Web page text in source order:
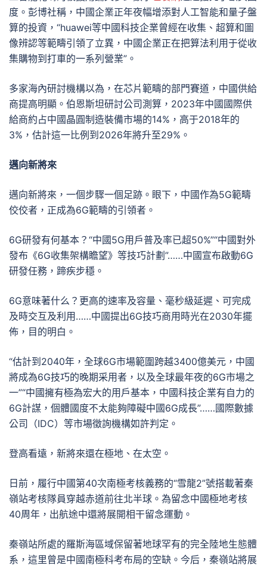
度。彭博社稱，中國企業正年夜幅增添對人工智能和量子盤
算的投資，“huawei等中國科技企業曾經在收集、超算和圖
像辨認等範疇引領了立異，中國企業正在把算法利用于從收
集購物到打車的一系列營業”。
多家海內研討機構以為，在芯片範疇的部門賽道，中國供給
商提高明顯。伯恩斯坦研討公司測算，2023年中國國際供
給商約占中國晶圓制造裝備市場的14%，高于2018年的
3%，估計這一比例到2026年將升至29%。
邁向新將來
邁向新將來，一個步驟一個足跡。眼下，中國作為5G範疇
佼佼者，正成為6G範疇的引領者。
6G研發有何基本？“中國5G用戶普及率已超50%”“中國對外
發布《6G收集架構瞻望》等技巧計劃”……中國宣布啟動6G
研發任務，蹄疾步穩。
6G意味著什么？更高的速率及容量、毫秒級延遲、可完成
及時交互及利用……中國提出6G技巧商用時光在2030年擺
佈，目的明白。
“估計到2040年，全球6G市場範圍跨越3400億美元，中國
將成為6G技巧的晚期采用者，以及全球最年夜的6G市場之
一”“中國擁有極為宏大的用戶基本，中國科技企業有自力的
6G計謀，個體國度不太能夠障礙中國6G成長”……國際數據
公司（IDC）等市場徵詢機構如許判定。
登高看遠，新將來還在極地、在太空。
日前，履行中國第40次南極考核義務的“雪龍2”號搭載著秦
嶺站考核隊員穿越赤道前往北半球。為留念中國極地考核
40周年，出航途中還將展開相干留念運動。
秦嶺站所處的羅斯海區域保留著地球罕有的完全陸地生態體
系，這里曾是中國南極科考布局的空缺。今后，秦嶺站將展